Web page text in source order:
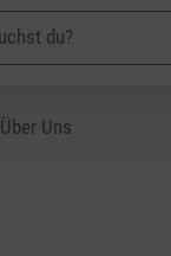
Über Uns